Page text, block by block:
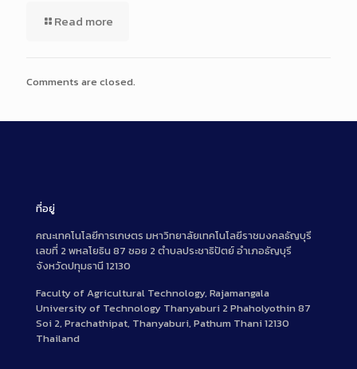
Read more
Comments are closed.
ที่อยู่
คณะเทคโนโลยีการเกษตร มหาวิทยาลัยเทคโนโลยีราชมงคลธัญบุรี
เลขที่ 2 พหลโยธิน 87 ซอย 2 ตำบลประชาธิปัตย์ อำเภอธัญบุรี
จังหวัดปทุมธานี 12130
Faculty of Agricultural Technology, Rajamangala
University of Technology Thanyaburi 2 Phaholyothin 87
Soi 2, Prachathipat, Thanyaburi, Pathum Thani 12130
Thailand